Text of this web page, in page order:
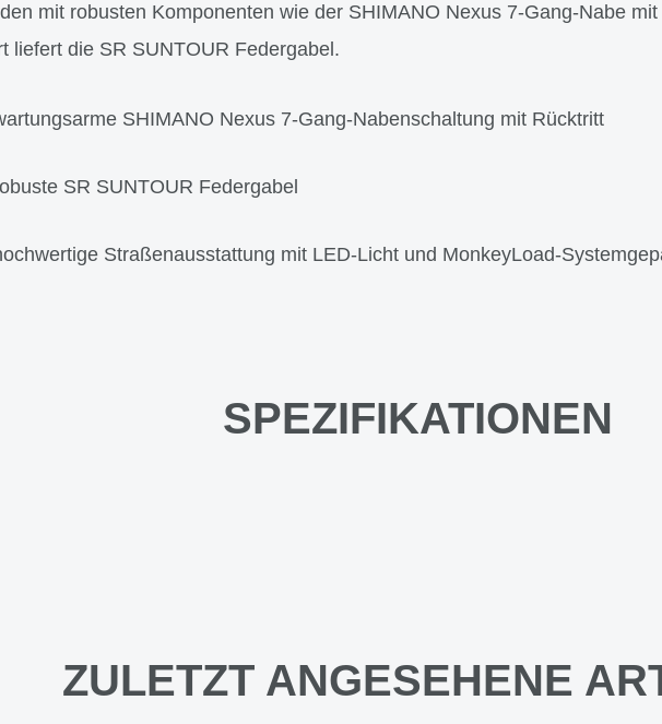
mit robusten Komponenten wie der SHIMANO Nexus 7-Gang-Nabe
liefert die SR SUNTOUR Federgabel.
SHIMANO Nexus 7-Gang-Nabenschaltung mit Rücktritt
SR SUNTOUR Federgabel
Straßenausstattung mit LED-Licht und MonkeyLoad-
SPEZIFIKATIONEN
ZULETZT ANGESEHENE